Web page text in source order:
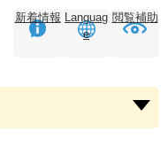
新着情報 Languag
e
閲覧補助